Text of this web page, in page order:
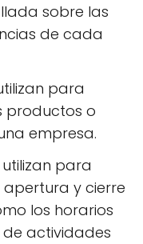
sobre las
de cada
para
productos o
empresa.
utilizan para
y cierre
los horarios
actividades